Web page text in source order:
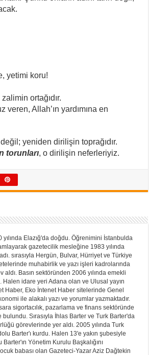
yetimi koru!
ortağıdır.
veren, Allah’ın yardımına en
yeniden dirilişin toprağıdır.
torunları, o dirilişin neferleriyiz.
yılında Elazığ'da doğdu. Öğrenimini İstanbulda
gazetecilik mesleğine 1983 yılında
sırasıyla Hergün, Bulvar, Hürriyet ve Türkiye
muhabirlik ve yazı işleri kadrolarında
aldı. Basın sektöründen 2006 yılında emekli
Halen idare yeri Adana olan ve Ulusal yayın
Haber, Eko İntenet Haber sitelerinde Genel
ile alakalı yazı ve yorumlar yazmaktadır.
sigortacılık, pazarlama ve finans sektöründe
Sırasıyla İhlas Barter ve Turk Barter'da
görevlerinde yer aldı. 2005 yılında Turk
Barter'ı kurdu. Halen 13'e yakın şubesiyle
Yönetim Kurulu Başkalığını
babası olan Gazeteci-Yazar Aziz Dağtekin